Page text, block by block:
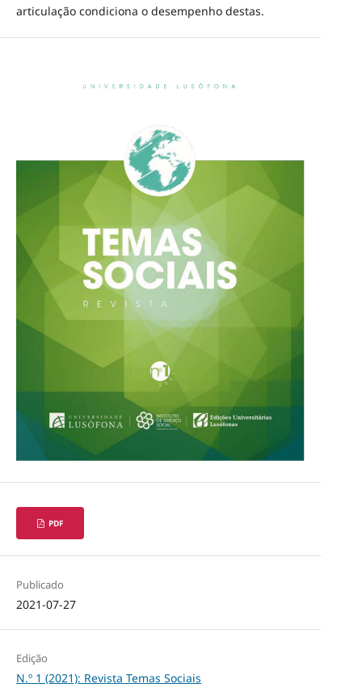
articulação condiciona o desempenho destas.
PDF
Publicado
2021-07-27
Edição
N.º 1 (2021): Revista Temas Sociais